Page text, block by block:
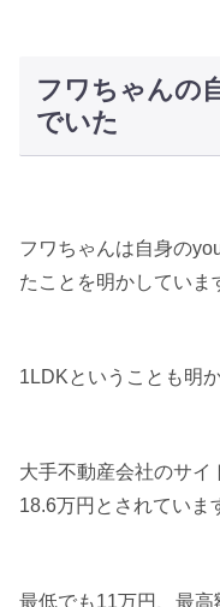
フワちゃんの
でいた
フワちゃんは自身の
たことを明かしていま
1LDKということも明
大手不動産会社のサイ
18.6万円とされていま
最低でも11万円、最